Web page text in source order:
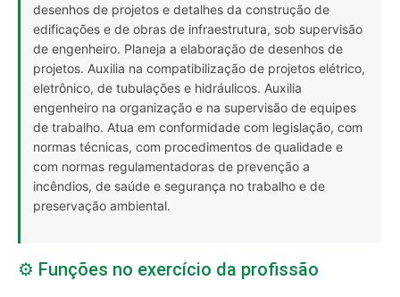
desenhos de projetos e detalhes da construção de
edificações e de obras de infraestrutura, sob supervisão
de engenheiro. Planeja a elaboração de desenhos de
projetos. Auxilia na compatibilização de projetos elétrico,
eletrônico, de tubulações e hidráulicos. Auxilia
engenheiro na organização e na supervisão de equipes
de trabalho. Atua em conformidade com legislação, com
normas técnicas, com procedimentos de qualidade e
com normas regulamentadoras de prevenção a
incêndios, de saúde e segurança no trabalho e de
preservação ambiental.
⚙️ Funções no exercício da profissão